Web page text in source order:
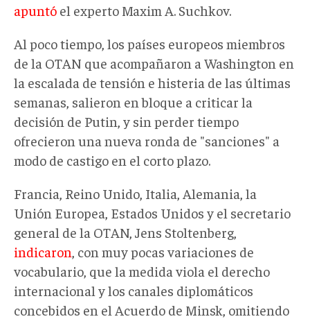
apuntó el experto Maxim A. Suchkov.
Al poco tiempo, los países europeos miembros
de la OTAN que acompañaron a Washington en
la escalada de tensión e histeria de las últimas
semanas, salieron en bloque a criticar la
decisión de Putin, y sin perder tiempo
ofrecieron una nueva ronda de "sanciones" a
modo de castigo en el corto plazo.
Francia, Reino Unido, Italia, Alemania, la
Unión Europea, Estados Unidos y el secretario
general de la OTAN, Jens Stoltenberg,
indicaron , con muy pocas variaciones de
vocabulario, que la medida viola el derecho
internacional y los canales diplomáticos
concebidos en el Acuerdo de Minsk, omitiendo